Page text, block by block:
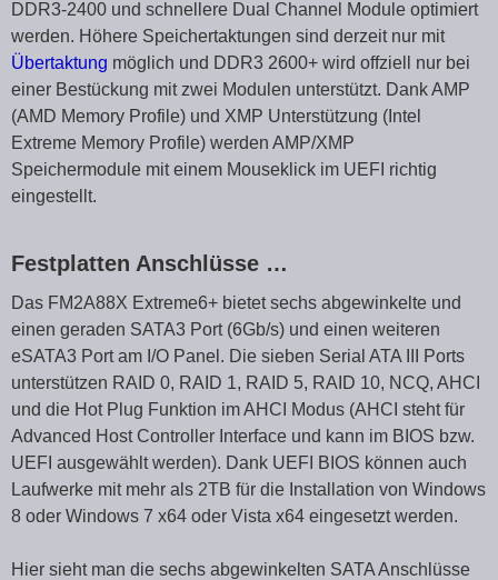
DDR3-2400 und schnellere Dual Channel Module optimiert
werden. Höhere Speichertaktungen sind derzeit nur mit
Übertaktung möglich und DDR3 2600+ wird offziell nur bei
einer Bestückung mit zwei Modulen unterstützt. Dank AMP
(AMD Memory Profile) und XMP Unterstützung (Intel
Extreme Memory Profile) werden AMP/XMP
Speichermodule mit einem Mouseklick im UEFI richtig
eingestellt.
Festplatten Anschlüsse …
Das FM2A88X Extreme6+ bietet sechs abgewinkelte und
einen geraden SATA3 Port (6Gb/s) und einen weiteren
eSATA3 Port am I/O Panel. Die sieben Serial ATA III Ports
unterstützen RAID 0, RAID 1, RAID 5, RAID 10, NCQ, AHCI
und die Hot Plug Funktion im AHCI Modus (AHCI steht für
Advanced Host Controller Interface und kann im BIOS bzw.
UEFI ausgewählt werden). Dank UEFI BIOS können auch
Laufwerke mit mehr als 2TB für die Installation von Windows
8 oder Windows 7 x64 oder Vista x64 eingesetzt werden.
Hier sieht man die sechs abgewinkelten SATA Anschlüsse